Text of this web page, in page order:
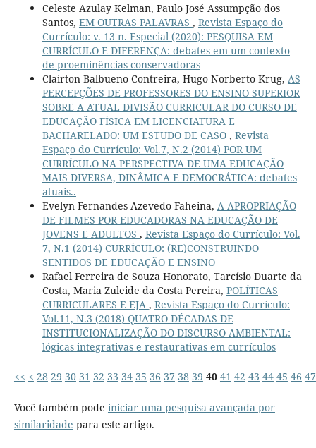
Celeste Azulay Kelman, Paulo José Assumpção dos
Santos, EM OUTRAS PALAVRAS , Revista Espaço do
Currículo: v. 13 n. Especial (2020): PESQUISA EM
CURRÍCULO E DIFERENÇA: debates em um contexto
de proeminências conservadoras
Clairton Balbueno Contreira, Hugo Norberto Krug, AS
PERCEPÇÕES DE PROFESSORES DO ENSINO SUPERIOR
SOBRE A ATUAL DIVISÃO CURRICULAR DO CURSO DE
EDUCAÇÃO FÍSICA EM LICENCIATURA E
BACHARELADO: UM ESTUDO DE CASO , Revista
Espaço do Currículo: Vol.7, N.2 (2014) POR UM
CURRÍCULO NA PERSPECTIVA DE UMA EDUCAÇÃO
MAIS DIVERSA, DINÂMICA E DEMOCRÁTICA: debates
atuais..
Evelyn Fernandes Azevedo Faheina, A APROPRIAÇÃO
DE FILMES POR EDUCADORAS NA EDUCAÇÃO DE
JOVENS E ADULTOS , Revista Espaço do Currículo: Vol.
7, N.1 (2014) CURRÍCULO: (RE)CONSTRUINDO
SENTIDOS DE EDUCAÇÃO E ENSINO
Rafael Ferreira de Souza Honorato, Tarcísio Duarte da
Costa, Maria Zuleide da Costa Pereira, POLÍTICAS
CURRICULARES E EJA , Revista Espaço do Currículo:
Vol.11, N.3 (2018) QUATRO DÉCADAS DE
INSTITUCIONALIZAÇÃO DO DISCURSO AMBIENTAL:
lógicas integrativas e restaurativas em currículos
<< < 28 29 30 31 32 33 34 35 36 37 38 39 40 41 42 43 44 45 46 47
Você também pode iniciar uma pesquisa avançada por
similaridade para este artigo.